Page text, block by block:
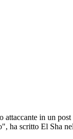
attaccante in un
ha scritto El Sha